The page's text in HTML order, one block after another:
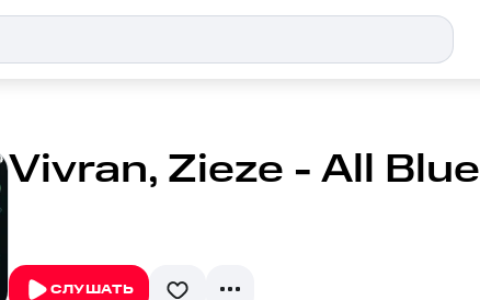
Vivran, Zieze - All Blue
СЛУШАТЬ